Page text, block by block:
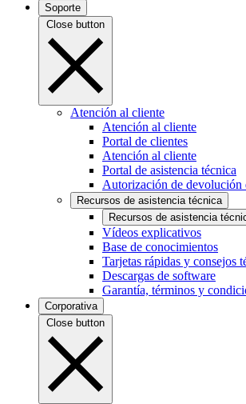
Soporte
Close button
Atención al cliente
Atención al cliente
Portal de clientes
Atención al cliente
Portal de asistencia técnica
Autorización de
Recursos de asistencia técnica
Recursos de asistencia
Vídeos explicativos
Base de conocimientos
Tarjetas rápidas y consejos
Descargas de software
Garantía, términos y
Corporativa
Close button